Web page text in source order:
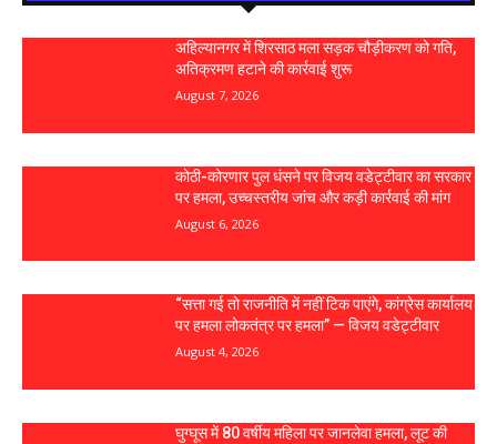
अहिल्यानगर में शिरसाठ मला सड़क चौड़ीकरण को गति,
अतिक्रमण हटाने की कार्रवाई शुरू
August 7, 2026
कोठी-कोरणार पुल धंसने पर विजय वडेट्टीवार का सरकार
पर हमला, उच्चस्तरीय जांच और कड़ी कार्रवाई की मांग
August 6, 2026
“सत्ता गई तो राजनीति में नहीं टिक पाएंगे, कांग्रेस कार्यालय
पर हमला लोकतंत्र पर हमला” — विजय वडेट्टीवार
August 4, 2026
घुग्घूस में 80 वर्षीय महिला पर जानलेवा हमला, लूट की